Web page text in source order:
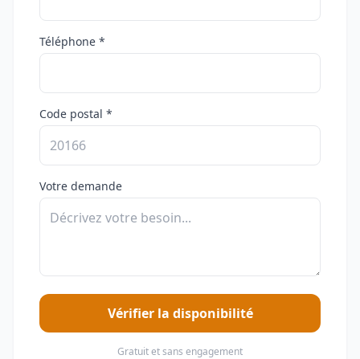
Téléphone *
Code postal *
Votre demande
Vérifier la disponibilité
Gratuit et sans engagement